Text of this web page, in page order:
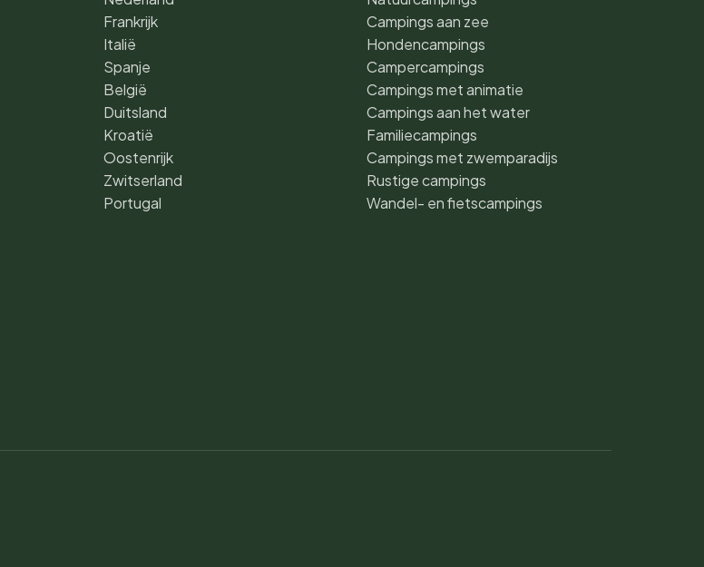
Frankrijk
Italië
Spanje
België
Duitsland
Kroatië
Oostenrijk
Zwitserland
Portugal
Campings aan zee
Hondencampings
Campercampings
Campings met animatie
Campings aan het water
Familiecampings
Campings met zwemparadijs
Rustige campings
Wandel- en fietscampings